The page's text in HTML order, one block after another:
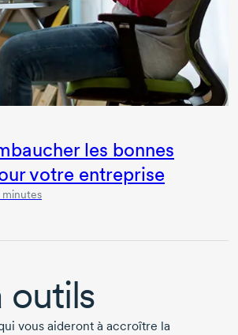
les bonnes
votre entreprise
outils
vous aideront à accroître la